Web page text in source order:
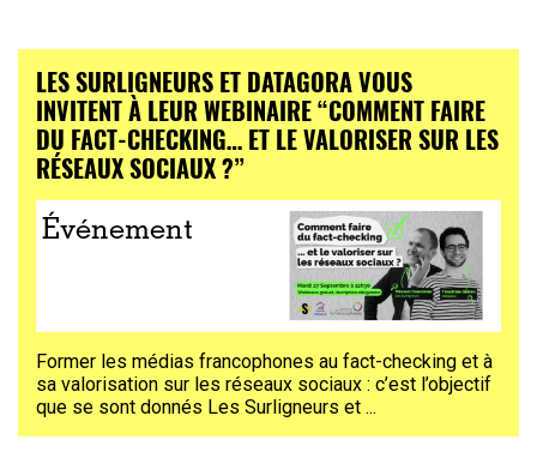
LES SURLIGNEURS ET DATAGORA VOUS
INVITENT À LEUR WEBINAIRE “COMMENT FAIRE
DU FACT-CHECKING… ET LE VALORISER SUR LES
RÉSEAUX SOCIAUX ?”
Événement
Former les médias francophones au fact-checking et à
sa valorisation sur les réseaux sociaux : c’est l’objectif
que se sont donnés Les Surligneurs et ...